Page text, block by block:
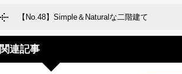
【No.48】Simple＆Naturalな二階建て
関連記事